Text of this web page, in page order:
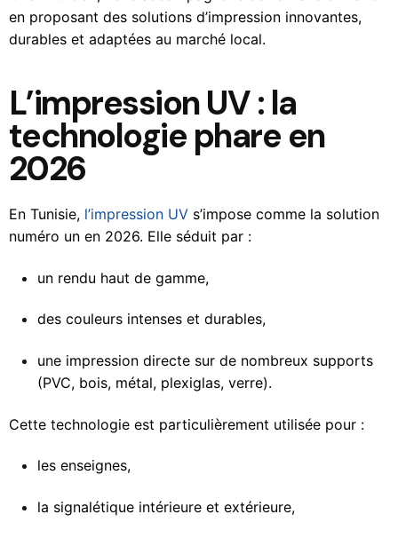
en proposant des solutions d’impression innovantes,
durables et adaptées au marché local.
L’impression UV : la
technologie phare en
2026
En Tunisie, l’impression UV s’impose comme la solution
numéro un en 2026. Elle séduit par :
un rendu haut de gamme,
des couleurs intenses et durables,
une impression directe sur de nombreux supports
(PVC, bois, métal, plexiglas, verre).
Cette technologie est particulièrement utilisée pour :
les enseignes,
la signalétique intérieure et extérieure,